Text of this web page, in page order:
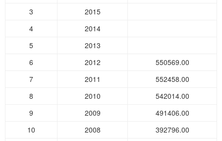
3
2015
4
2014
5
2013
6
2012
550569.00
7
2011
552458.00
8
2010
542014.00
9
2009
491406.00
10
2008
392796.00